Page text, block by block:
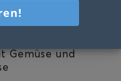
Gemüse und